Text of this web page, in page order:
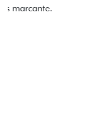
comemorativa.